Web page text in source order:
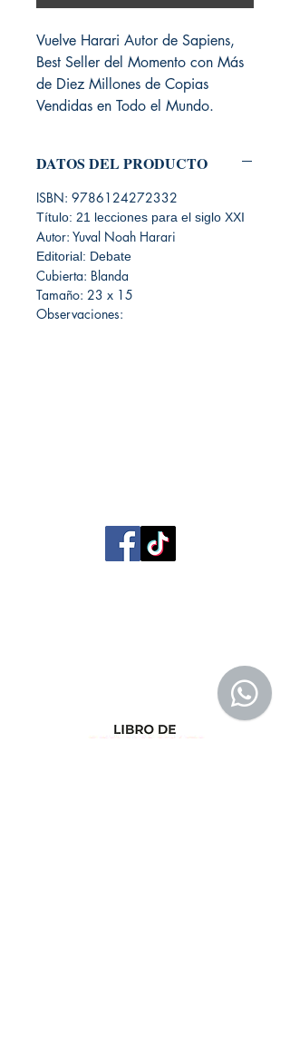
Vuelve Harari Autor de Sapiens,
Best Seller del Momento con Más
de Diez Millones de Copias
Vendidas en Todo el Mundo.
DATOS DEL PRODUCTO
ISBN: 9786124272332
Título: 21 lecciones para el siglo XXI
Autor: Yuval Noah Harari
Editorial: Debate
Cubierta: Blanda
Tamaño: 23 x 15
Observaciones:
libreriaeditorialtrilobites@gmail.com